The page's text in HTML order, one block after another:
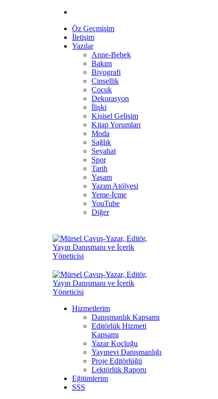
Öz Geçmişim
İletişim
Yazılar
Anne-Bebek
Bakım
Biyografi
Cinsellik
Çocuk
Dekorasyon
İlişki
Kişisel Gelişim
Kitap Yorumları
Moda
Sağlık
Seyahat
Spor
Tarih
Yaşam
Yazım Atölyesi
Yeme-İçme
YouTube
Diğer
Hizmetlerim
Danışmanlık Kapsamı
Editörlük Hizmeti
Kapsamı
Yazar Koçluğu
Yayınevi Danışmanlığı
Proje Editörlüğü
Lektörlük Raporu
Eğitimlerim
SSS